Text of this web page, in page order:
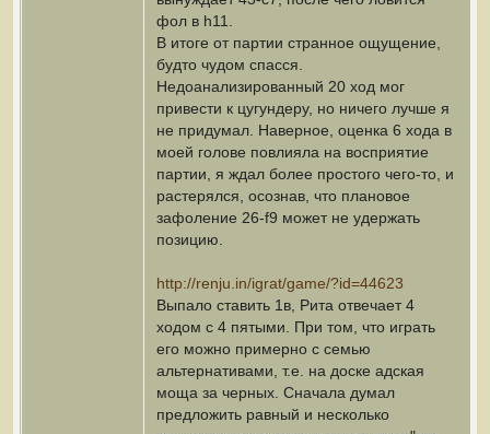
фол в h11.
В итоге от партии странное ощущение,
будто чудом спасся.
Недоанализированный 20 ход мог
привести к цугундеру, но ничего лучше я
не придумал. Наверное, оценка 6 хода в
моей голове повлияла на восприятие
партии, я ждал более простого чего-то, и
растерялся, осознав, что плановое
зафоление 26-f9 может не удержать
позицию.
http://renju.in/igrat/game/?id=44623
Выпало ставить 1в, Рита отвечает 4
ходом с 4 пятыми. При том, что играть
его можно примерно с семью
альтернативами, т.е. на доске адская
моща за черных. Сначала думал
предложить равный и несколько